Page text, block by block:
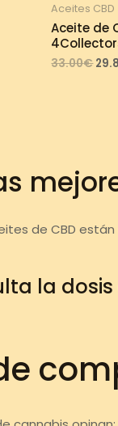
Aceites CBD
Aceite de
33.00€
de CBD
la